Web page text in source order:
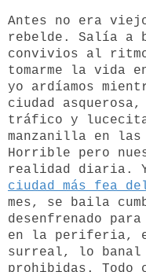
Antes no era
rebelde. Salía a
convivios al
tomarme la vida
yo ardíamos
ciudad
tráfico y
manzanilla en las
Horrible pero
realidad diaria.
ciudad más fea del
mes, se baila
desenfrenado
en la periferia,
surreal, lo banal
prohibidas. Todo